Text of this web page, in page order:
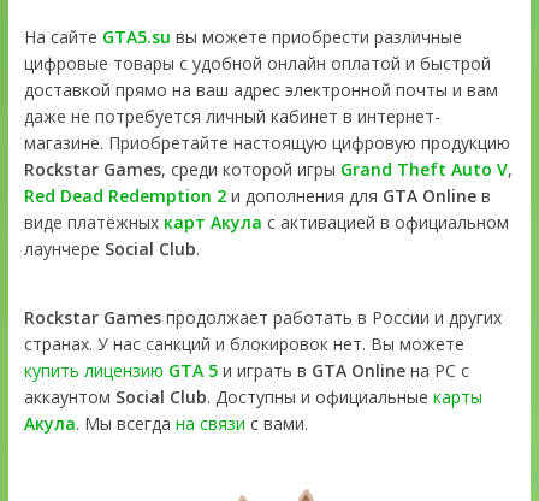
На сайте GTA5.su вы можете приобрести различные
цифровые товары с удобной онлайн оплатой и быстрой
доставкой прямо на ваш адрес электронной почты и вам
даже не потребуется личный кабинет в интернет-
магазине. Приобретайте настоящую цифровую продукцию
Rockstar Games, среди которой игры Grand Theft Auto V,
Red Dead Redemption 2и дополнения для GTA Onlineв
виде платёжных карт Акула с активацией в официальном
лаунчере Social Club.
Rockstar Gamesпродолжает работать в России и других
странах. У нас санкций и блокировок нет. Вы можете
купить лицензию GTA 5и играть в GTA Onlineна PC с
аккаунтом Social Club. Доступны и официальные карты
Акула. Мы всегда на связи с вами.